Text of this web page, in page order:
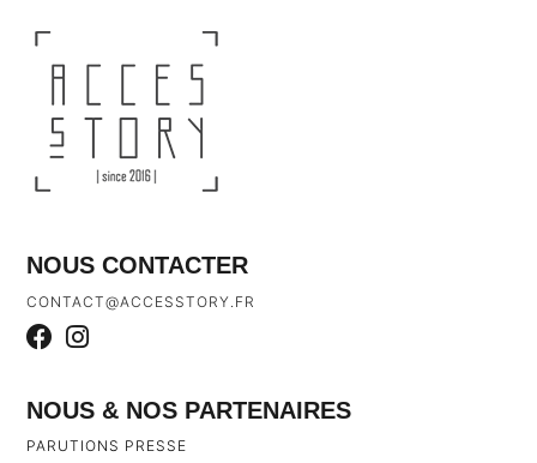
NOUS CONTACTER
CONTACT@ACCESSTORY.FR
NOUS & NOS PARTENAIRES
PARUTIONS PRESSE